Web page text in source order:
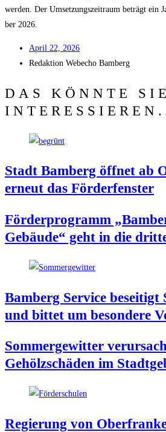
wer­den. Der Umset­zungs­zeit­raum beträgt ein
ber 2026.
April 22, 2026
Redak­ti­on Web­echo Bamberg
DAS KÖNNTE
Stadt Bam­berg öff­net ab
erneut das Förderfenster
För­der­pro­gramm
Gebäu­de“ geht in die
Bam­berg Ser­vice besei­tigt
und bit­tet um beson­de­re
Som­mer­ge­wit­ter
Gehölz­schä­den im
Regie­rung von